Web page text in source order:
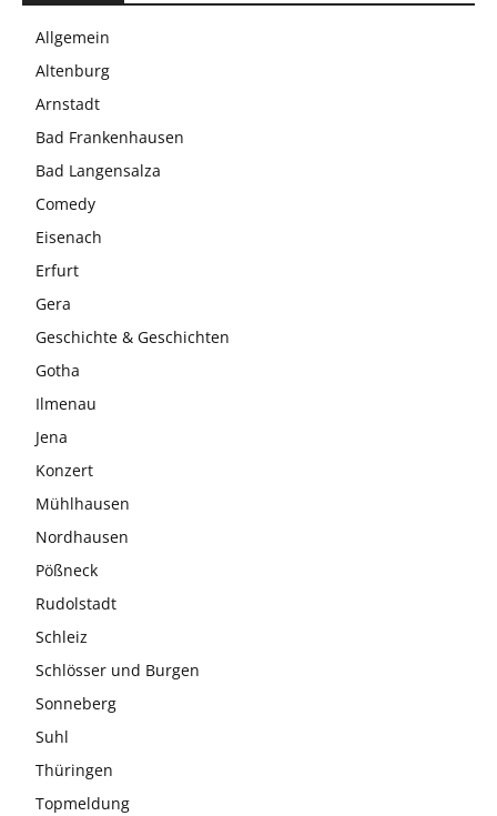
Allgemein
Altenburg
Arnstadt
Bad Frankenhausen
Bad Langensalza
Comedy
Eisenach
Erfurt
Gera
Geschichte & Geschichten
Gotha
Ilmenau
Jena
Konzert
Mühlhausen
Nordhausen
Pößneck
Rudolstadt
Schleiz
Schlösser und Burgen
Sonneberg
Suhl
Thüringen
Topmeldung